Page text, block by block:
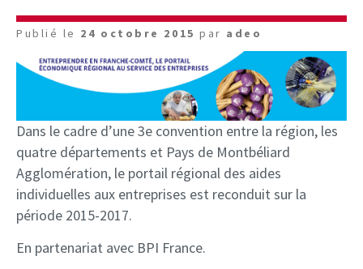
Publié le 24 octobre 2015 par adeo
Dans le cadre d’une 3e convention entre la région, les
quatre départements et Pays de Montbéliard
Agglomération, le portail régional des aides
individuelles aux entreprises est reconduit sur la
période 2015-2017.
En partenariat avec BPI France.